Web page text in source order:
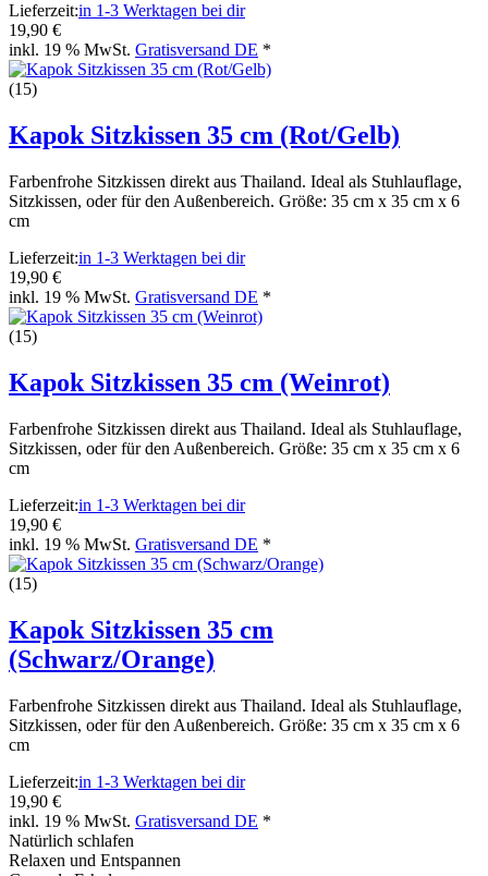
Lieferzeit:in 1-3 Werktagen bei dir
19,90 €
inkl. 19 % MwSt. Gratisversand DE *
(15)
Kapok Sitzkissen 35 cm (Rot/Gelb)
Farbenfrohe Sitzkissen direkt aus Thailand. Ideal als Stuhlauflage,
Sitzkissen, oder für den Außenbereich. Größe: 35 cm x 35 cm x 6
cm
Lieferzeit:in 1-3 Werktagen bei dir
19,90 €
inkl. 19 % MwSt. Gratisversand DE *
(15)
Kapok Sitzkissen 35 cm (Weinrot)
Farbenfrohe Sitzkissen direkt aus Thailand. Ideal als Stuhlauflage,
Sitzkissen, oder für den Außenbereich. Größe: 35 cm x 35 cm x 6
cm
Lieferzeit:in 1-3 Werktagen bei dir
19,90 €
inkl. 19 % MwSt. Gratisversand DE *
(15)
Kapok Sitzkissen 35 cm
(Schwarz/Orange)
Farbenfrohe Sitzkissen direkt aus Thailand. Ideal als Stuhlauflage,
Sitzkissen, oder für den Außenbereich. Größe: 35 cm x 35 cm x 6
cm
Lieferzeit:in 1-3 Werktagen bei dir
19,90 €
inkl. 19 % MwSt. Gratisversand DE *
Natürlich schlafen
Relaxen und Entspannen